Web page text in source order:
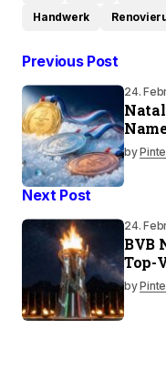
Handwerk
Previous Post
24.
by
Next Post
24.
BVB
Top-
by